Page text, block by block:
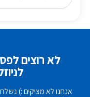
לא רוצים
אנחנו לא מציקים :)